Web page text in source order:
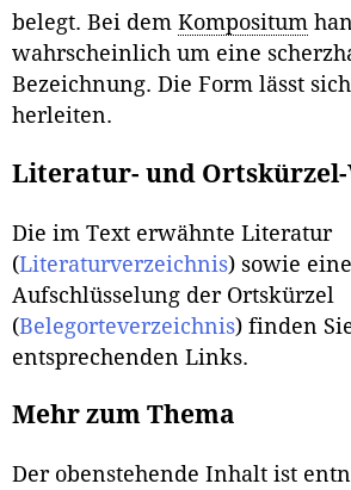
belegt. Bei dem Kompositum
wahrscheinlich um eine
Bezeichnung. Die Form lässt
herleiten.
Literatur- und Ortskürzel-
Die im Text erwähnte Literatur
(Literaturverzeichnis) sowie eine
Aufschlüsselung der Ortskürzel
(Belegorteverzeichnis) finden
entsprechenden Links.
Mehr zum Thema
Der obenstehende Inhalt ist